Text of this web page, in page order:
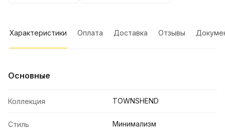
Характеристики Оплата Доставка Отзывы
Основные
Коллекция TOWNSHEND
Стиль Минимализм